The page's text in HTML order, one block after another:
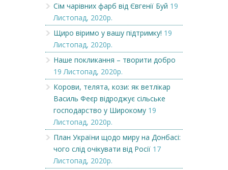
Сім чарівних фарб від Євгенії Буй 19
Листопад, 2020р.
Щиро віримо у вашу підтримку! 19
Листопад, 2020р.
Наше покликання – творити добро
19 Листопад, 2020р.
Корови, телята, кози: як ветлікар
Василь Феєр відроджує сільське
господарство у Широкому 19
Листопад, 2020р.
План України щодо миру на Донбасі:
чого слід очікувати від Росії 17
Листопад, 2020р.